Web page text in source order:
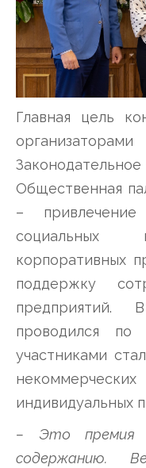
Главная цель
Общественная
–
социальных
корпоративных
поддержку
проводился
участниками
индивидуальных
– Это премия
содержанию.